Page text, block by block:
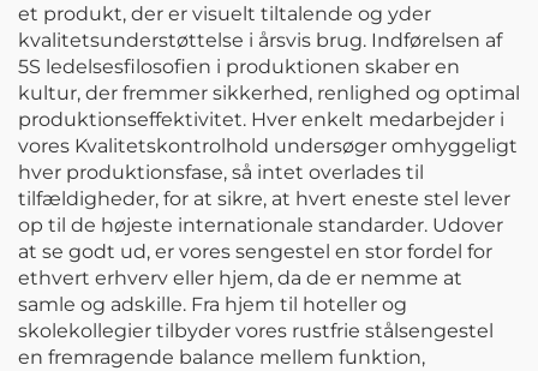
et produkt, der er visuelt tiltalende og yder
kvalitetsunderstøttelse i årsvis brug. Indførelsen af
5S ledelsesfilosofien i produktionen skaber en
kultur, der fremmer sikkerhed, renlighed og optimal
produktionseffektivitet. Hver enkelt medarbejder i
vores Kvalitetskontrolhold undersøger omhyggeligt
hver produktionsfase, så intet overlades til
tilfældigheder, for at sikre, at hvert eneste stel lever
op til de højeste internationale standarder. Udover
at se godt ud, er vores sengestel en stor fordel for
ethvert erhverv eller hjem, da de er nemme at
samle og adskille. Fra hjem til hoteller og
skolekollegier tilbyder vores rustfrie stålsengestel
en fremragende balance mellem funktion,